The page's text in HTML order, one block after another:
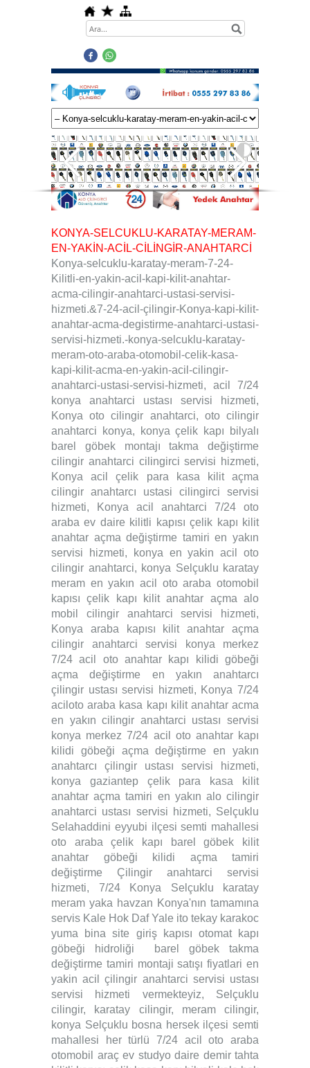
KONYA-SELCUKLU-KARATAY-MERAM-
EN-YAKİN-ACİL-CİLİNGİR-ANAHTARCİ
Konya-selcuklu-karatay-meram-7-24-
Kilitli-en-yakin-acil-kapi-kilit-anahtar-
acma-cilingir-anahtarci-ustasi-servisi-
hizmeti.&7-24-acil-çilingir-Konya-kapi-kilit-
anahtar-acma-degistirme-anahtarci-ustasi-
servisi-hizmeti.-konya-selcuklu-karatay-
meram-oto-araba-otomobil-celik-kasa-
kapi-kilit-acma-en-yakin-acil-cilingir-
anahtarci-ustasi-servisi-hizmeti, acil 7/24
konya anahtarci ustası servisi hizmeti,
Konya oto cilingir anahtarci, oto cilingir
anahtarci konya, konya çelik kapı bilyalı
barel göbek montajı takma değiştirme
cilingir anahtarci cilingirci servisi hizmeti,
Konya acil çelik para kasa kilit açma
cilingir anahtarcı ustasi cilingirci servisi
hizmeti, Konya acil anahtarci 7/24 oto
araba ev daire kilitli kapısı çelik kapı kilit
anahtar açma değiştirme tamiri en yakın
servisi hizmeti, konya en yakin acil oto
cilingir anahtarci, konya Selçuklu karatay
meram en yakın acil oto araba otomobil
kapısı çelik kapı kilit anahtar açma alo
mobil cilingir anahtarci servisi hizmeti,
Konya araba kapısı kilit anahtar açma
cilingir anahtarci servisi konya merkez
7/24 acil oto anahtar kapı kilidi göbeği
açma değiştirme en yakın anahtarcı
çilingir ustası servisi hizmeti, Konya 7/24
aciloto araba kasa kapı kilit anahtar acma
en yakın cilingir anahtarci ustası servisi
konya merkez 7/24 acil oto anahtar kapı
kilidi göbeği açma değiştirme en yakın
anahtarcı çilingir ustası servisi hizmeti,
konya gaziantep çelik para kasa kilit
anahtar açma tamiri en yakın alo cilingir
anahtarci ustası servisi hizmeti, Selçuklu
Selahaddini eyyubi ilçesi semti mahallesi
oto araba çelik kapı barel göbek kilit
anahtar göbeği kilidi açma tamiri
değiştirme Çilingir anahtarci servisi
hizmeti, 7/24 Konya Selçuklu karatay
meram yaka havzan Konya'nın tamamına
servis Kale Hok Daf Yale ito tekay karakoc
yuma bina site giriş kapısı otomat kapı
göbeği hidroliği barel göbek takma
değiştirme tamiri montaji satışı fiyatlari en
yakin acil çilingir anahtarci servisi ustası
servisi hizmeti vermekteyiz, Selçuklu
cilingir, karatay cilingir, meram cilingir,
konya Selçuklu bosna hersek ilçesi semti
mahallesi her türlü 7/24 acil oto araba
otomobil araç ev studyo daire demir tahta